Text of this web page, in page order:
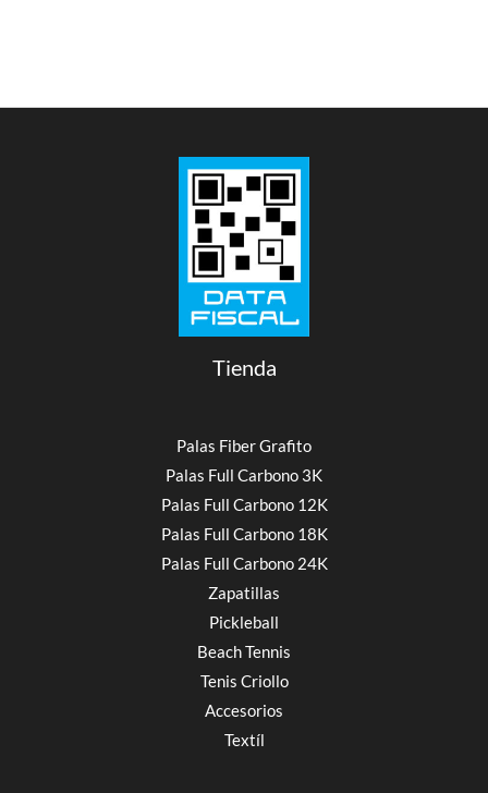
Tienda
Palas Fiber Grafito
Palas Full Carbono 3K
Palas Full Carbono 12K
Palas Full Carbono 18K
Palas Full Carbono 24K
Zapatillas
Pickleball
Beach Tennis
Tenis Criollo
Accesorios
Textíl